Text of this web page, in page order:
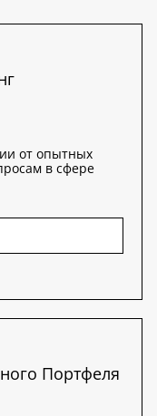
от опытных
в сфере
Портфеля